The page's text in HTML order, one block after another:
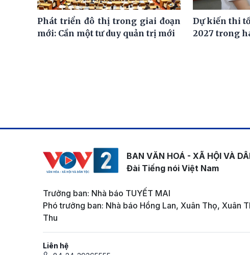
Phát triển đô thị trong giai đoạn
mới: Cần một tư duy quản trị mới
Dự kiến thi
2027 trong
BAN VĂN HOÁ - XÃ HỘI VÀ
Đài Tiếng nói Việt Nam
Trưởng ban: Nhà báo TUYẾT MAI
Phó trưởng ban: Nhà báo Hồng Lan, Xuân Thọ, Xuân
Thu
Liên hệ